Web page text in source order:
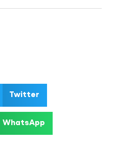
Twitter
WhatsApp